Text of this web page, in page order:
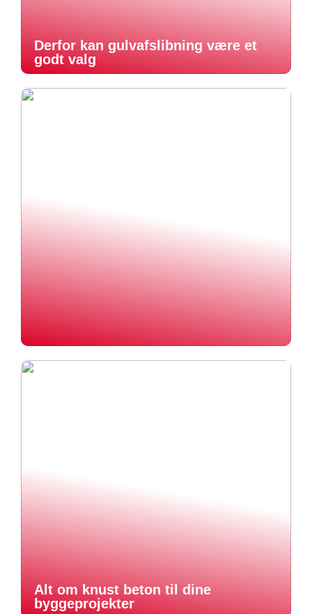
Derfor kan gulvafslibning være et
godt valg
Alt om knust beton til dine
byggeprojekter